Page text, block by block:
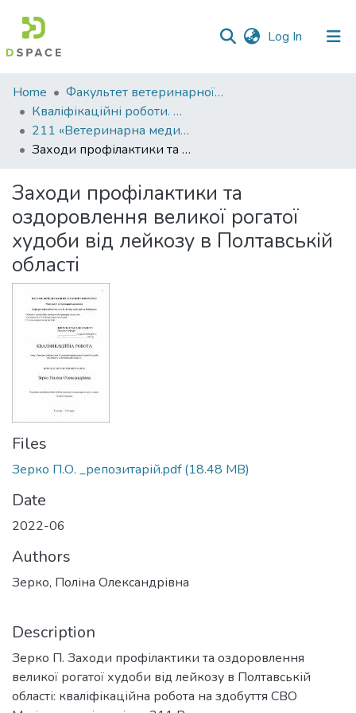
Log In (current)
Communities
&
Collections
All of DSpace
Statistics
Home
Факультет ветеринарної медицини
Кваліфікаційні роботи. Факультет ветеринарної медицини
211 «Ветеринарна медицина» - Магістри 2021-2022
Заходи профілактики та оздоровлення великої рогатої худоби від лейкозу в Полтавській області
Заходи профілактики та
оздоровлення великої рогатої
худоби від лейкозу в Полтавській
області
Files
Зерко П.О. _репозитарій.pdf(18.48 MB)
Date
2022-06
Authors
Зерко, Поліна Олександрівна
Description
Зерко П. Заходи профілактики та оздоровлення
великої рогатої худоби від лейкозу в Полтавській
області: кваліфікаційна робота на здобуття СВО